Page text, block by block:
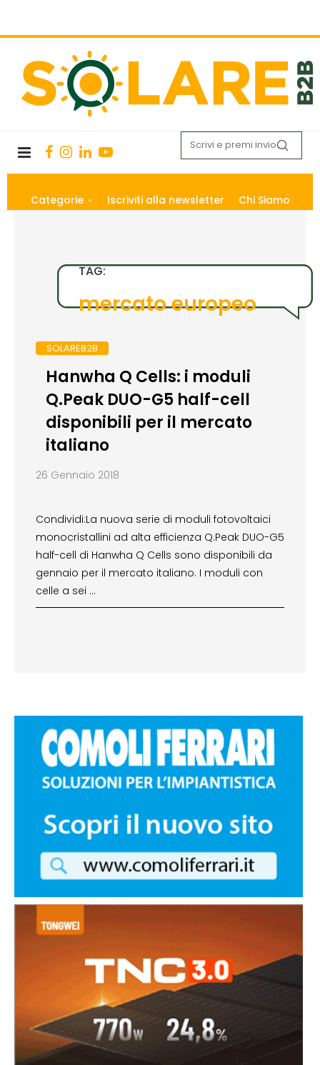
Categorie Iscriviti alla newsletter Chi Siamo
TAG:
mercato europeo
SOLAREB2B
Hanwha Q Cells: i moduli
Q.Peak DUO-G5 half-cell
disponibili per il mercato
italiano
26 Gennaio 2018
Condividi:La nuova serie di moduli fotovoltaici
monocristallini ad alta efficienza Q.Peak DUO-G5
half-cell di Hanwha Q Cells sono disponibili da
gennaio per il mercato italiano. I moduli con
celle a sei …